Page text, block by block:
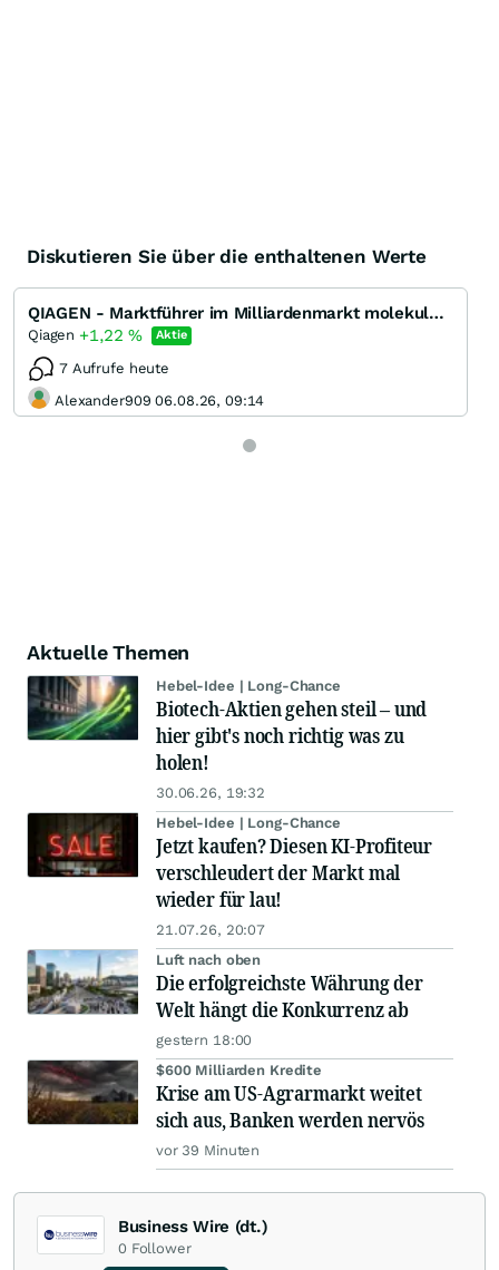
Diskutieren Sie über die enthaltenen Werte
QIAGEN - Marktführer im Milliardenmarkt molekularer Diagnostik
Qiagen +1,22% Aktie
7 Aufrufe heute
Alexander909 06.08.26, 09:14
Aktuelle Themen
Hebel-Idee | Long-Chance
Biotech-Aktien gehen steil – und
hier gibt's noch richtig was zu
holen!
30.06.26, 19:32
Hebel-Idee | Long-Chance
Jetzt kaufen? Diesen KI-Profiteur
verschleudert der Markt mal
wieder für lau!
21.07.26, 20:07
Luft nach oben
Die erfolgreichste Währung der
Welt hängt die Konkurrenz ab
gestern 18:00
$600 Milliarden Kredite
Krise am US-Agrarmarkt weitet
sich aus, Banken werden nervös
vor 39 Minuten
Business Wire (dt.)
0 Follower